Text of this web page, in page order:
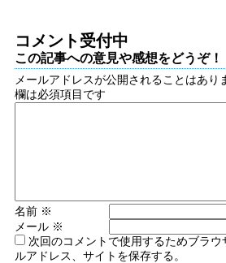
コメント受付中
この記事への意見や感想をどうぞ！
メールアドレスが公開されることはあり
欄は必須項目です
名前 ※
メール ※
次回のコメントで使用するためブラ
ルアドレス、サイトを保存する。